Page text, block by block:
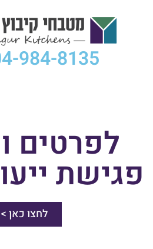
984-8135
לפרטים
פגישת
לחצו כאן